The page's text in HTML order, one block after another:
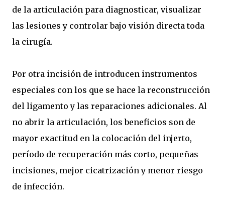
de la articulación para diagnosticar, visualizar
las lesiones y controlar bajo visión directa toda
la cirugía.
Por otra incisión de introducen instrumentos
especiales con los que se hace la reconstrucción
del ligamento y las reparaciones adicionales. Al
no abrir la articulación, los beneficios son de
mayor exactitud en la colocación del injerto,
período de recuperación más corto, pequeñas
incisiones, mejor cicatrización y menor riesgo
de infección.